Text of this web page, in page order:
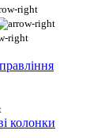
колонки